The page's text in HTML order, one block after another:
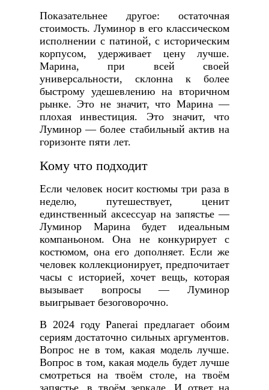
Показательнее другое: остаточная
стоимость. Луминор в его классическом
исполнении с патиной, с историческим
корпусом, удерживает цену лучше.
Марина, при всей своей
универсальности, склонна к более
быстрому удешевлению на вторичном
рынке. Это не значит, что Марина —
плохая инвестиция. Это значит, что
Луминор — более стабильный актив на
горизонте пяти лет.
Кому что подходит
Если человек носит костюмы три раза в
неделю, путешествует, ценит
единственный аксессуар на запястье —
Луминор Марина будет идеальным
компаньоном. Она не конкурирует с
костюмом, она его дополняет. Если же
человек коллекционирует, предпочитает
часы с историей, хочет вещь, которая
вызывает вопросы — Луминор
выигрывает безоговорочно.
В 2024 году Panerai предлагает обоим
сериям достаточно сильных аргументов.
Вопрос не в том, какая модель лучше.
Вопрос в том, какая модель будет лучше
смотреться на твоём столе, на твоём
запястье, в твоём зеркале. И ответ на